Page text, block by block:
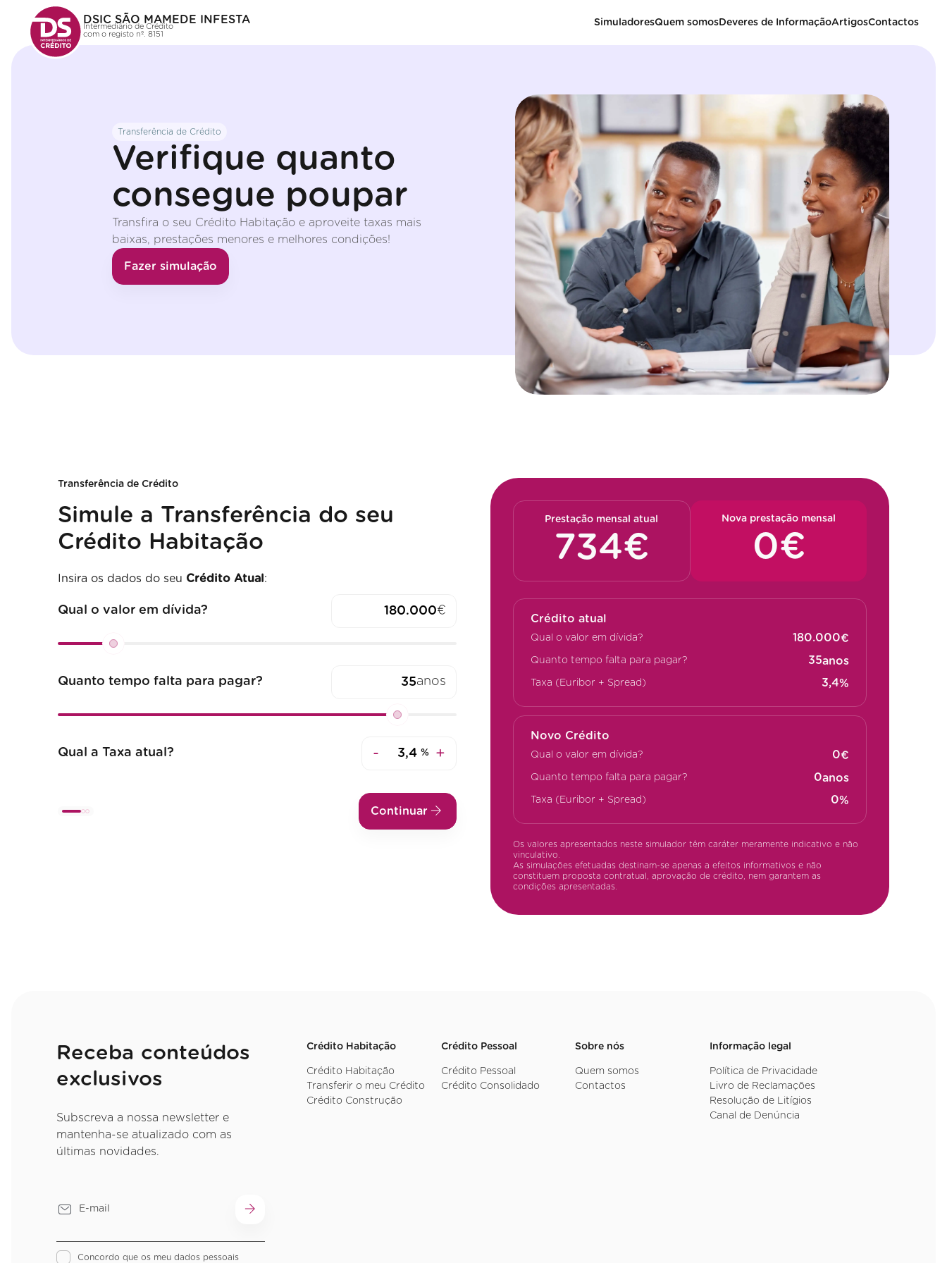
DSIC SÃO MAMEDE INFESTA
Intermediário de Crédito
com o registo nº. 8151
SimuladoresQuem somosDeveres de InformaçãoArtigosContactos
Transferência de Crédito
Verifique quanto
consegue poupar
Transfira o seu Crédito Habitação e aproveite taxas mais
baixas, prestações menores e melhores condições!
Fazer simulação
Transferência de Crédito
Simule a Transferência do seu
Crédito Habitação
Insira os dados do seu Crédito Atual :
Qual o valor em dívida? €
Quanto tempo falta para pagar? anos
Qual a Taxa atual? - % +
Continuar
Prestação mensal atual Nova prestação mensal
Crédito atual
Qual o valor em dívida? €
Quanto tempo falta para pagar? anos
Taxa (Euribor + Spread) %
Novo Crédito
Qual o valor em dívida? €
Quanto tempo falta para pagar? anos
Taxa (Euribor + Spread) %
Os valores apresentados neste simulador têm caráter meramente indicativo e não
vinculativo.
As simulações efetuadas destinam-se apenas a efeitos informativos e não
constituem proposta contratual, aprovação de crédito, nem garantem as
condições apresentadas.
Receba conteúdos
exclusivos
Subscreva a nossa newsletter e
mantenha-se atualizado com as
últimas novidades.
Concordo que os meu dados pessoais
Crédito Habitação
Crédito Habitação
Transferir o meu Crédito
Crédito Construção
Crédito Pessoal
Crédito Pessoal
Crédito Consolidado
Sobre nós
Quem somos
Contactos
Informação legal
Política de Privacidade
Livro de Reclamações
Resolução de Litígios
Canal de Denúncia